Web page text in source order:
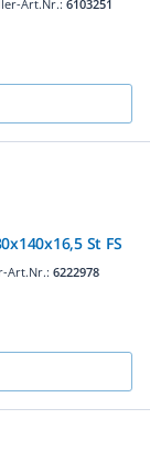
Art.Nr.: 6103251
St FS
Art.Nr.: 6222978